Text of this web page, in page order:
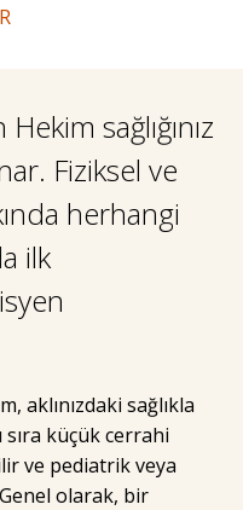
sağlığınız
Fiziksel ve
herhangi
ilk
aklınızdaki sağlıkla
sıra küçük cerrahi
ve pediatrik veya
olarak, bir